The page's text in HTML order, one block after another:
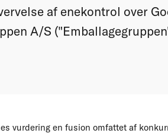
af enekontrol over
A/S
vurdering en fusion omfattet af